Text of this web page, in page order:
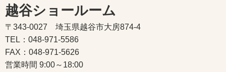
越谷ショールーム
〒343-0027 埼玉県越谷市大房874-4
TEL：048-971-5586
FAX：048-971-5626
営業時間 9:00～18:00